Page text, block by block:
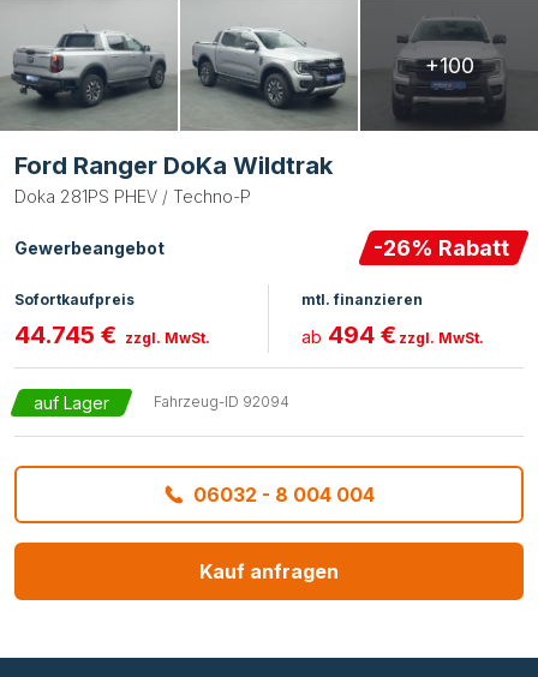
+100
Ford Ranger DoKa Wildtrak
Doka 281PS PHEV / Techno-P
Gewerbeangebot -26% Rabatt
Sofortkaufpreis
44.745 € zzgl. MwSt.
mtl. finanzieren
ab 494 € zzgl. MwSt.
auf Lager Fahrzeug-ID 92094
06032 - 8 004 004
Kauf anfragen